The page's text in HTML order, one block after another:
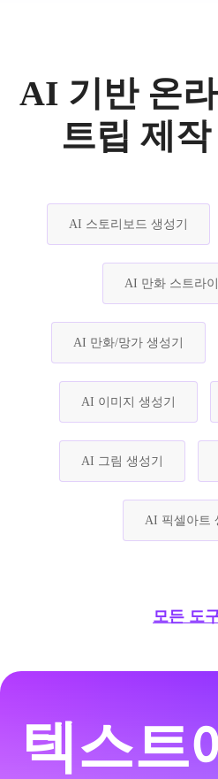
AI 기반 온
트립 제
AI 스토리보드 생성기
AI 만화 스트라
AI 만화/망가 생성기
AI 이미지 생성기
AI 그림 생성기
AI 픽셀아트
모든 도
텍스트